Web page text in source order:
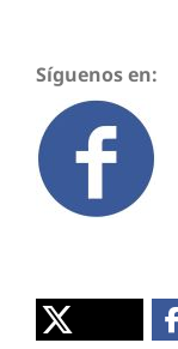
Síguenos en: